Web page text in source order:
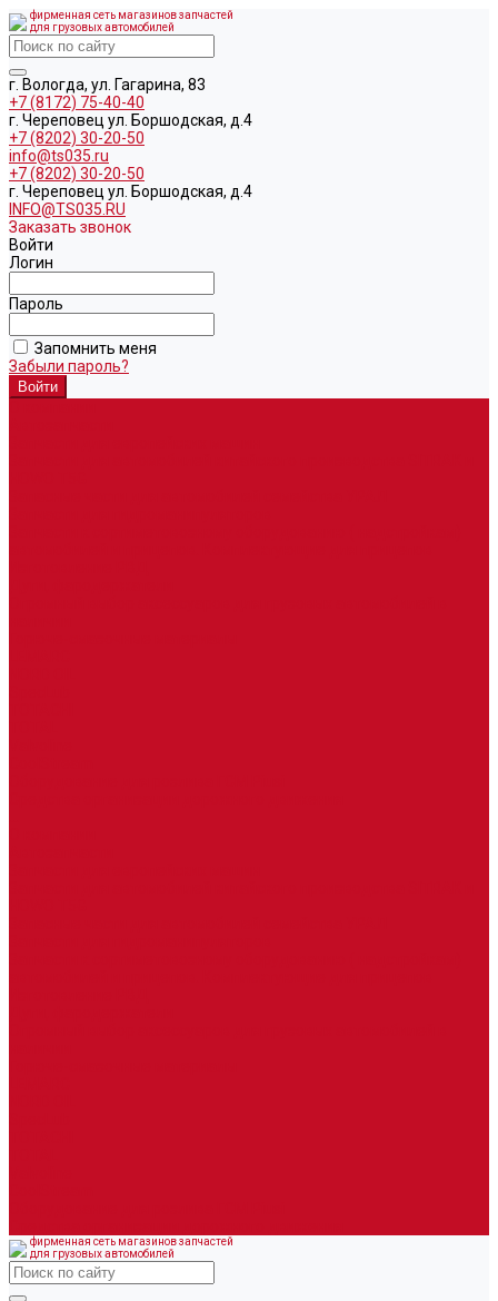
фирменная сеть магазинов запчастей
для грузовых автомобилей
г. Вологда, ул. Гагарина, 83
+7 (8172) 75-40-40
г. Череповец ул. Боршодская, д.4
+7 (8202) 30-20-50
info@ts035.ru
+7 (8202) 30-20-50
г. Череповец ул. Боршодская, д.4
INFO@TS035.RU
Заказать звонок
Войти
Логин
Пароль
Запомнить меня
Забыли пароль?
фирменная сеть магазинов запчастей
для грузовых автомобилей